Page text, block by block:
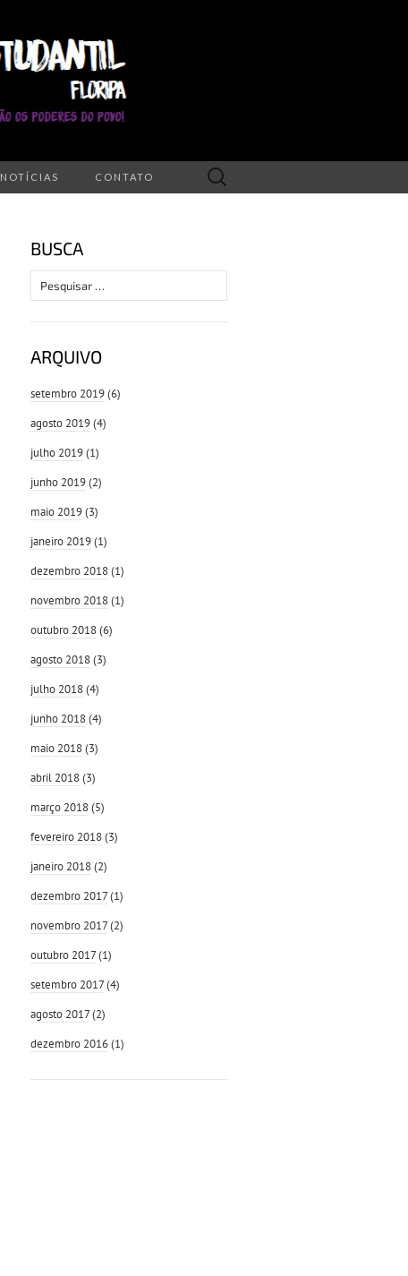
NOTÍCIAS CONTATO
Pesquisar
por:
BUSCA
Pesquisar
por:
ARQUIVO
setembro 2019(6)
agosto 2019(4)
julho 2019(1)
junho 2019(2)
maio 2019(3)
janeiro 2019(1)
dezembro 2018(1)
novembro 2018(1)
outubro 2018(6)
agosto 2018(3)
julho 2018(4)
junho 2018(4)
maio 2018(3)
abril 2018(3)
março 2018(5)
fevereiro 2018(3)
janeiro 2018(2)
dezembro 2017(1)
novembro 2017(2)
outubro 2017(1)
setembro 2017(4)
agosto 2017(2)
dezembro 2016(1)